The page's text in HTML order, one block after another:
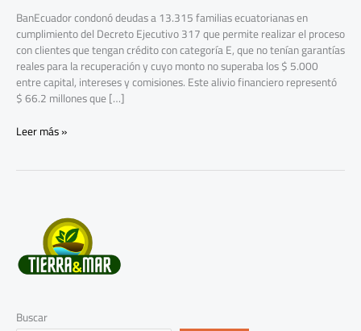
BanEcuador condonó deudas a 13.315 familias ecuatorianas en
cumplimiento del Decreto Ejecutivo 317 que permite realizar el proceso
con clientes que tengan crédito con categoría E, que no tenían garantías
reales para la recuperación y cuyo monto no superaba los $ 5.000
entre capital, intereses y comisiones. Este alivio financiero representó
$ 66.2 millones que […]
Leer más »
Buscar